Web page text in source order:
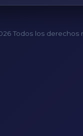
Todos los derechos